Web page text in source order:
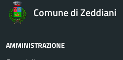
Comune di Zeddiani
AMMINISTRAZIONE